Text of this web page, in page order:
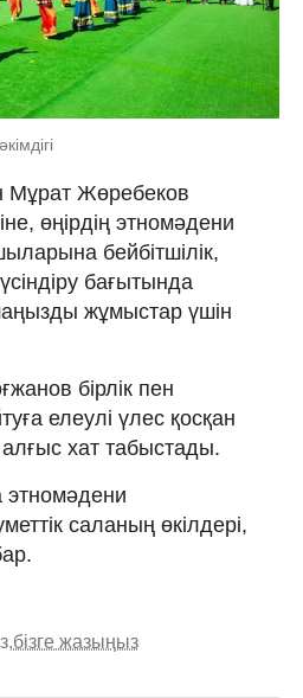
Мұрат Жөребеков
өңірдің этномәдени
бейбітшілік,
бағытында
жұмыстар үшін
бірлік пен
елеулі үлес қосқан
хат табыстады.
саланың өкілдері,
бізге жазыңыз